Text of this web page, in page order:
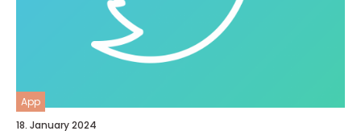
App
18. January 2024